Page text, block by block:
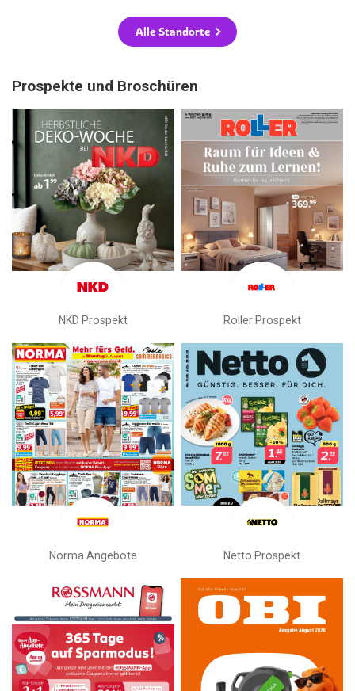
Alle Standorte
Prospekte und Broschüren
NKD Prospekt Roller Prospekt
Norma Angebote Netto Prospekt